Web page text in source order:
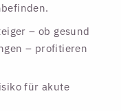
– ob gesund
– profitieren
für akute